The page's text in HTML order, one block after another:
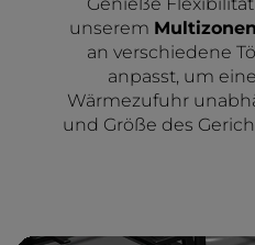
unserem
an verschiedene
anpasst, um
Wärmezufuhr
und Größe des